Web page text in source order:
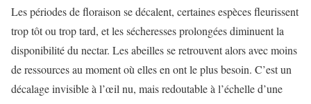
Les périodes de floraison se décalent, certaines espèces fleurissent
trop tôt ou trop tard, et les sécheresses prolongées diminuent la
disponibilité du nectar. Les abeilles se retrouvent alors avec moins
de ressources au moment où elles en ont le plus besoin. C’est un
décalage invisible à l’œil nu, mais redoutable à l’échelle d’une